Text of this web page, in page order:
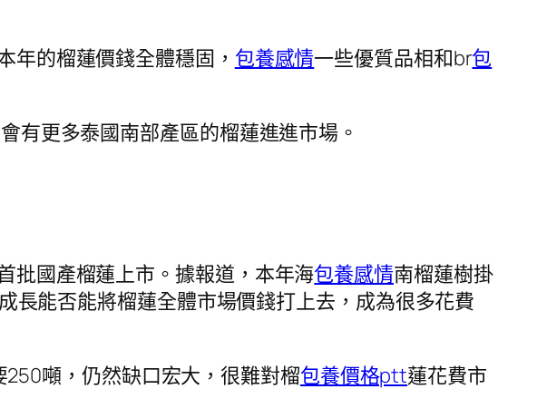
年的榴蓮價錢全體穩固， 包養感情一些優質品相和br包
有更多泰國南部產區的榴蓮進進市場。
批國產榴蓮上市。據報道，本年海包養感情南榴蓮樹掛
長能否能將榴蓮全體市場價錢打上去，成為很多花費
噸，仍然缺口宏大，很難對榴包養價格ptt蓮花費市